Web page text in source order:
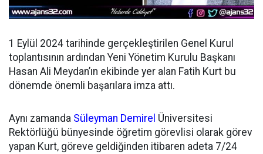
1 Eylül 2024 tarihinde gerçekleştirilen Genel Kurul
toplantısının ardından Yeni Yönetim Kurulu Başkanı
Hasan Ali Meydan’ın ekibinde yer alan Fatih Kurt bu
dönemde önemli başarılara imza attı.
Aynı zamanda Süleyman Demirel Üniversitesi
Rektörlüğü bünyesinde öğretim görevlisi olarak görev
yapan Kurt, göreve geldiğinden itibaren adeta 7/24